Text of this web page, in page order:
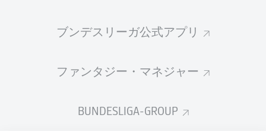
ブンデスリーガ公式アプリ
ファンタジー・マネジャー
BUNDESLIGA-GROUP
Emir Karic
Jannik Müller
Tobias Kempe
Fabian Nürnberger